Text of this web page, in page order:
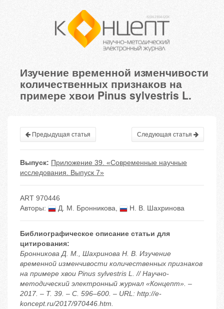
Изучение временной изменчивости
количественных признаков на
примере хвои Pinus sylvestris L.
Предыдущая статья Следующая статья
Выпуск: Приложение 39. «Современные научные
исследования. Выпуск 7»
ART 970446
Авторы:
Д. М. Бронникова, Н. В. Шахринова
Библиографическое описание статьи для
цитирования:
Бронникова Д. М., Шахринова Н. В. Изучение
временной изменчивости количественных признаков
на примере хвои Pinus sylvestris L. // Научно-
методический электронный журнал «Концепт». –
2017. – Т. 39. – С. 596–600. – URL: http://e-
koncept.ru/2017/970446.htm.